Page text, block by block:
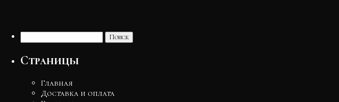
Страницы
Главная
Доставка и оплата